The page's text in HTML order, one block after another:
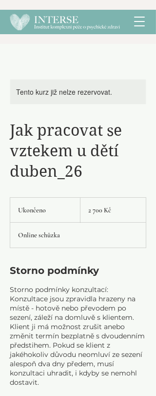
Tento kurz již nelze rezervovat.
Jak pracovat se
vztekem u dětí
duben_26
Ukončeno
n
č
o
korun2 700 Kč
Online schůzka
Storno podmínky
Storno podmínky konzultací:
Konzultace jsou zpravidla hrazeny na
místě - hotově nebo převodem po
sezení, záleží na domluvě s klientem.
Klient ji má možnost zrušit anebo
změnit termín bezplatně s dvoudenním
předstihem. Pokud se klient z
jakéhokoliv důvodu neomluví ze sezení
alespoň dva dny předem, musí
konzultaci uhradit, i kdyby se nemohl
dostavit.